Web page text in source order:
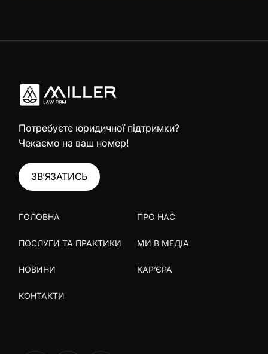
Потребуєте юридичної підтримки?
Чекаємо на ваш номер!
ЗВ’ЯЗАТИСЬ
ГОЛОВНА ПРО НАС
ПОСЛУГИ ТА ПРАКТИКИ МИ В МЕДІА
НОВИНИ КАР’ЄРА
КОНТАКТИ